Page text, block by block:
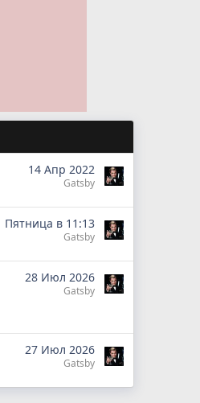
14 Апр 2022
Gatsby
Пятница в 11:13
Gatsby
28 Июл 2026
Gatsby
27 Июл 2026
Gatsby